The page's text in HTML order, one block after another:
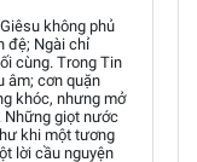
không phủ
đệ; Ngài chỉ
cùng. Trong Tin
âm; cơn quặn
khóc, nhưng mở
Những giọt nước
khi một tương
lời cầu nguyện